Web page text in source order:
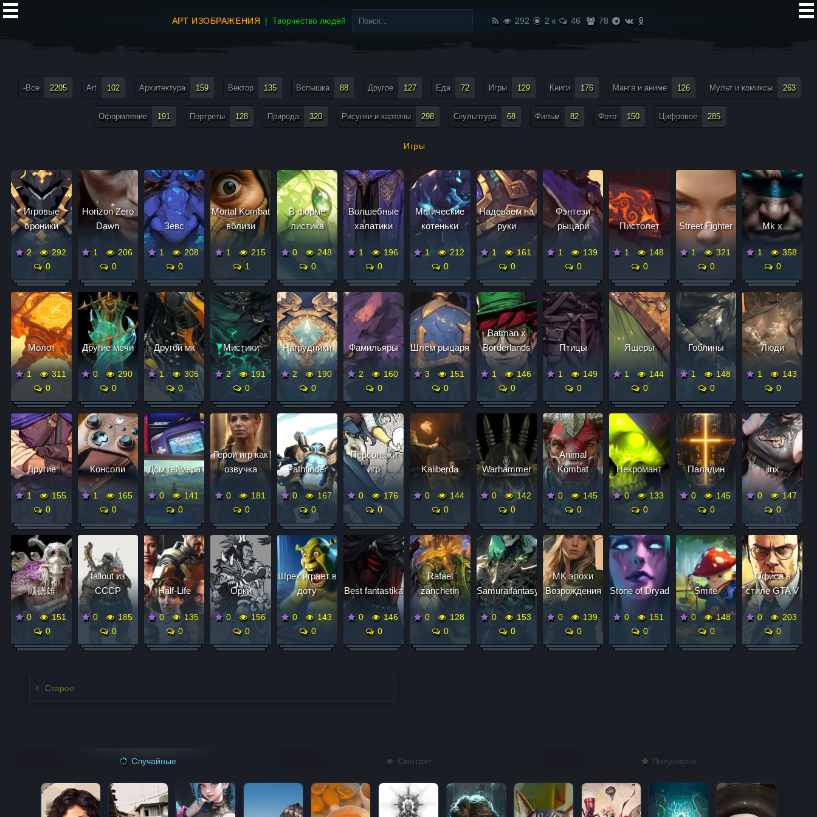
АРТ ИЗОБРАЖЕНИЯ Творчество людей
Найти:
292
2 к 46 78
-Все 2205 Art 102 Архитектура 159 Вектор 135 Вспышка 88 Другое 127 Еда 72 Игры 129 Книги 176 Манга и аниме 126 Мульт и комиксы 263
Оформление 191 Портреты 128 Природа 320 Рисунки и картины 298 Скульптура 68 Фильм 82 Фото 150 Цифровое 285
Игры
Игровые
броники
2
292
0
Horizon Zero
Dawn
1
206
0
Зевс
1
208
0
Mortal Kombat
вблизи
1
215
1
В форме
листика
0
248
0
Волшебные
халатики
1
196
0
Магические
котеньки
1
212
0
Надеваем на
руки
1
161
0
Фэнтези
рыцари
1
139
0
Пистолет
1
148
0
Street Fighter
1
321
0
Mk x
1
358
0
Молот
1
311
0
Другие мечи
0
290
0
Другой мк
1
305
0
Мистики
2
191
0
Нагрудники
2
190
0
Фамильяры
2
160
0
Шлем рыцаря
3
151
0
Batman x
Borderlands
1
146
0
Птицы
1
149
0
Ящеры
1
144
0
Гоблины
1
148
0
Люди
1
143
0
Другие
1
155
0
Консоли
1
165
0
Дом геймера
0
141
0
Герои игр как
озвучка
0
181
0
Pathfinder
0
167
0
Персонажи
игр
0
176
0
Kaliberda
0
144
0
Warhammer
0
142
0
Animal
Kombat
0
145
0
Некромант
0
133
0
Паладин
0
145
0
jinx
0
147
0
顾德雄
0
151
0
fallout из
СССР
0
185
0
Half-Life
0
135
0
Орки
0
156
0
Шрек играет в
доту
0
143
0
Best fantastika
0
146
0
Rafael
zanchetin
0
128
0
Samuraifantasy
0
153
0
MK эпохи
Возрождения
0
139
0
Stone of Dryad
0
151
0
Smite
0
148
0
Офиса в
стиле GTA V
0
203
0
Старое
Случайные Смотрят Популярно